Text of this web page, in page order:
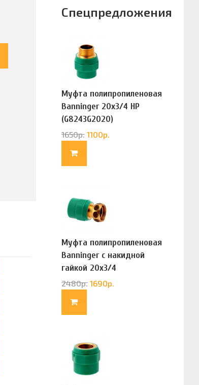
Спецпредложения
Муфта полипропиленовая
Banninger 20х3/4 НР
(G8243G2020)
1650р. 1100р.
Муфта полипропиленовая
Banninger с накидной
гайкой 20х3/4
(G83322020)
2480р. 1690р.